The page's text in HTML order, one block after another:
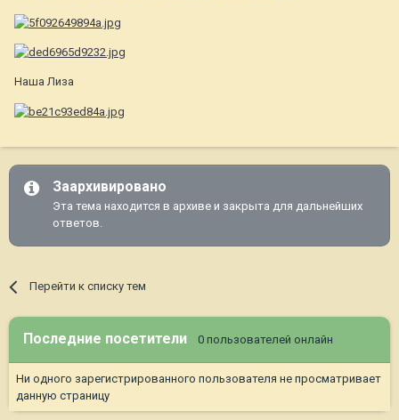
Наша Лиза
Заархивировано
Эта тема находится в архиве и закрыта для дальнейших
ответов.
Перейти к списку тем
Последние посетители 0 пользователей онлайн
Ни одного зарегистрированного пользователя не просматривает
данную страницу